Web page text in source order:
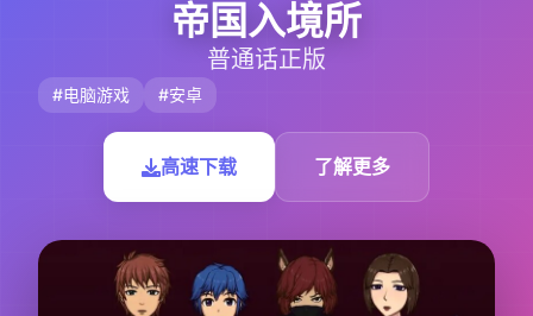
帝国入境所
普通话正版
#电脑游戏 #安卓
高速下载 了解更多